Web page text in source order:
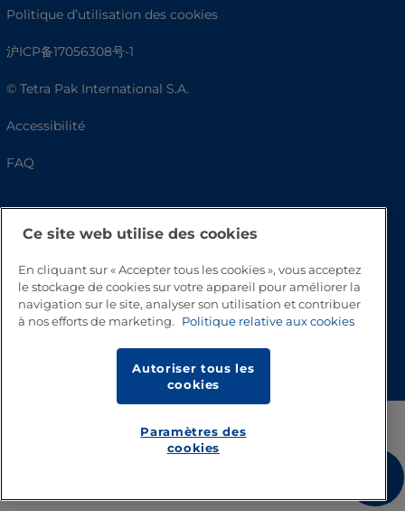
Politique d’utilisation des cookies
沪ICP备17056308号-1
© Tetra Pak International S.A.
Accessibilité
FAQ
Ce site web utilise des cookies
En cliquant sur « Accepter tous les cookies », vous acceptez
le stockage de cookies sur votre appareil pour améliorer la
navigation sur le site, analyser son utilisation et contribuer
à nos efforts de marketing.
Politique relative aux cookies
Autoriser tous les
cookies
Paramètres des
cookies